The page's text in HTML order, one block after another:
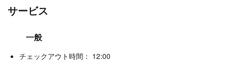
サービス
一般
チェックアウト時間： 12:00